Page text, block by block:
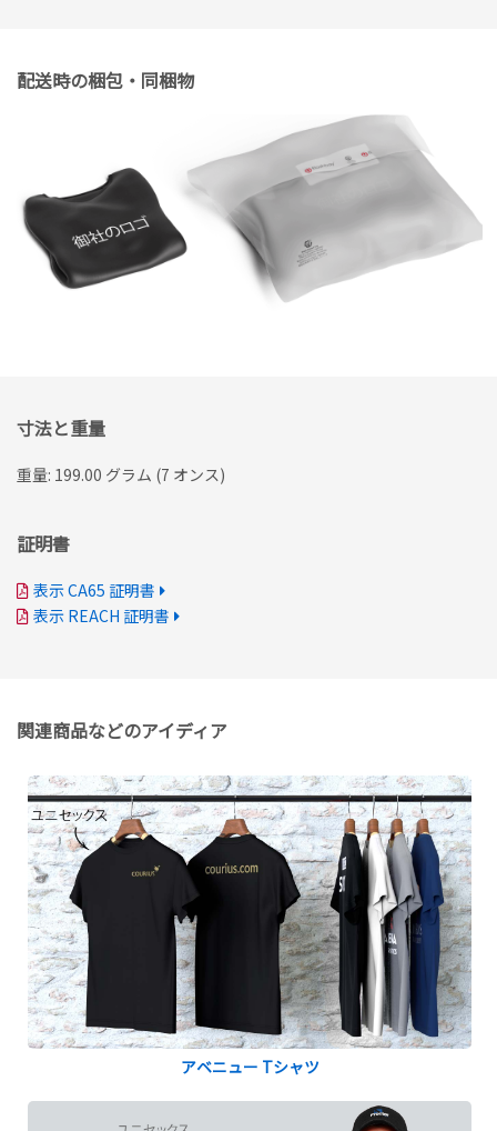
配送時の梱包・同梱物
寸法と重量
重量: 199.00 グラム (7 オンス)
証明書
表示 CA65 証明書
表示 REACH 証明書
関連商品などのアイディア
アベニュー Tシャツ